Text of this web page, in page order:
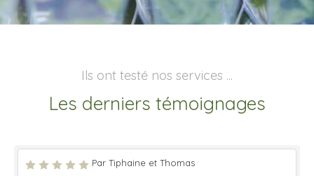
Ils ont testé nos services ...
Les derniers témoignages
Par Tiphaine et Thomas